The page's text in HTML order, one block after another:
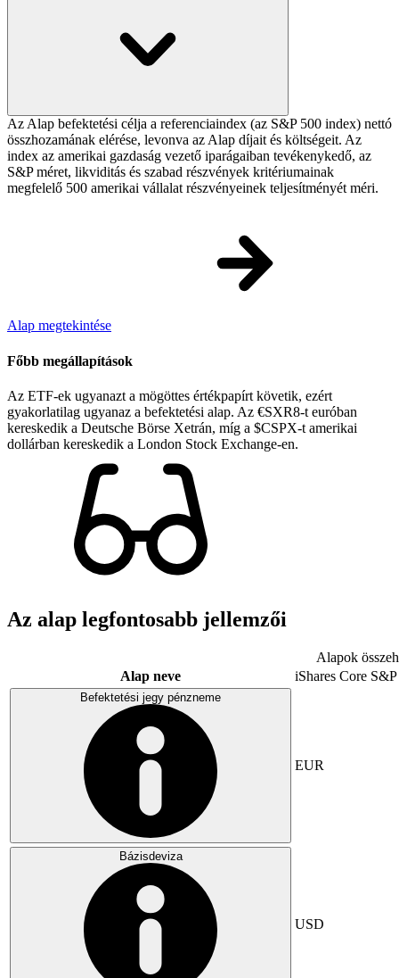
Az Alap befektetési célja a referenciaindex (az S&P 500 index) nettó
összhozamának elérése, levonva az Alap díjait és költségeit. Az
index az amerikai gazdaság vezető iparágaiban tevékenykedő, az
S&P méret, likviditás és szabad részvények kritériumainak
megfelelő 500 amerikai vállalat részvényeinek teljesítményét méri.
Alap megtekintése
Főbb megállapítások
Az ETF-ek ugyanazt a mögöttes értékpapírt követik, ezért
gyakorlatilag ugyanaz a befektetési alap. Az €SXR8-t euróban
kereskedik a Deutsche Börse Xetrán, míg a $CSPX-t amerikai
dollárban kereskedik a London Stock Exchange-en.
Az alap legfontosabb jellemzői
Alapok
Alap neve
iShares Core
Befektetési jegy pénzneme
EUR
Bázisdeviza
USD